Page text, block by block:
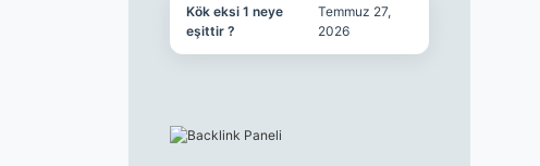
Kök eksi 1 neye
eşittir ?
Temmuz 27,
2026